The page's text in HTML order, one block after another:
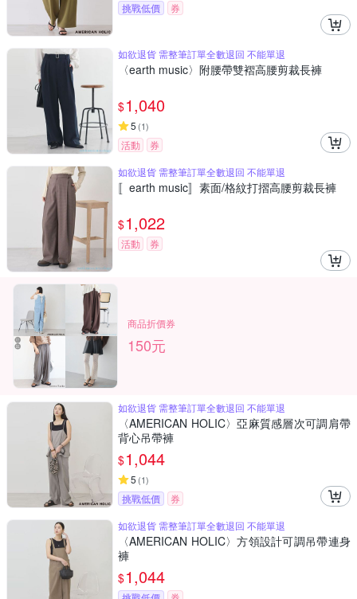
挑戰低價 券
如欲退貨 需整筆訂單全數退回 不能單退
〈earth music〉附腰帶雙褶高腰剪裁長褲
$1,040
5 (1)
活動
券
如欲退貨 需整筆訂單全數退回 不能單退
〚earth music〛素面/格紋打摺高腰剪裁長褲
$1,022
活動 券
商品折價券
150元
如欲退貨 需整筆訂單全數退回 不能單退
〈AMERICAN HOLIC〉亞麻質感層次可調肩帶
背心吊帶褲
$1,044
5 (1)
挑戰低價
券
如欲退貨 需整筆訂單全數退回 不能單退
〈AMERICAN HOLIC〉方領設計可調吊帶連身
褲
$1,044